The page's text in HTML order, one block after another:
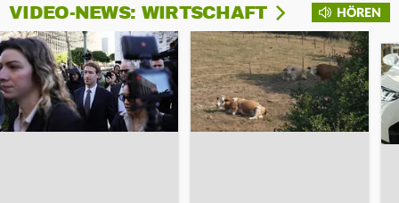
HÖREN
VIDEO-NEWS: WIRTSCHAFT